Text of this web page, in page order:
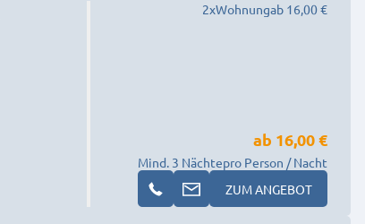
2xWohnungab 16,00 €
Mind. 3 Nächte
ab 16,00 €
pro Person / Nacht
ZUM ANGEBOT